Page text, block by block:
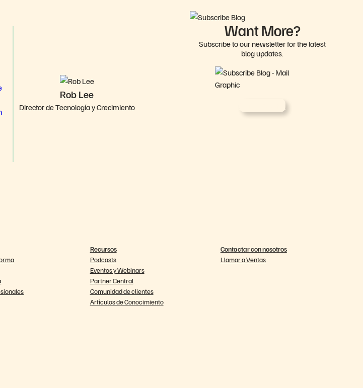
Rob Lee
Director de Tecnología y Crecimiento
Want More?
Subscribe to our newsletter for the latest
blog updates.
Recursos
Podcasts
Eventos y Webinars
Partner Central
Comunidad de clientes
Artículos de Conocimiento
Contactar con nosotros
Llamar a Ventas